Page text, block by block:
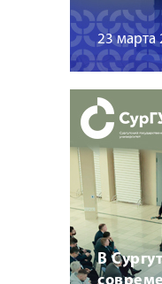
23 марта
В